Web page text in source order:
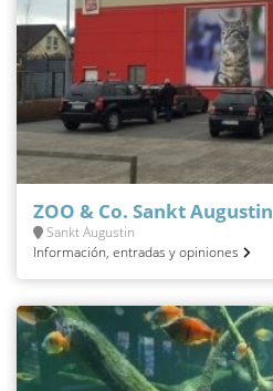
ZOO & Co. Sankt Augustin
Sankt Augustin
Información, entradas y opiniones